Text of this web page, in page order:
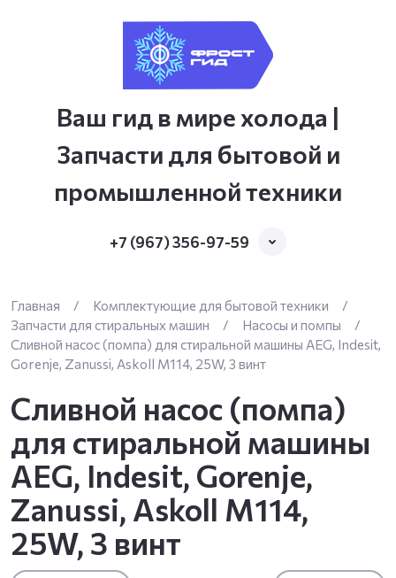
Ваш гид в мире холода |
Запчасти для бытовой и
промышленной техники
+7 (967) 356-97-59
Главная / Комплектующие для бытовой техники
/
Запчасти для стиральных машин
/ Насосы и помпы
/
Сливной насос (помпа) для стиральной машины AEG, Indesit,
Gorenje, Zanussi, Askoll M114, 25W, 3 винт
Сливной насос (помпа)
для стиральной машины
AEG, Indesit, Gorenje,
Zanussi, Askoll M114,
25W, 3 винт